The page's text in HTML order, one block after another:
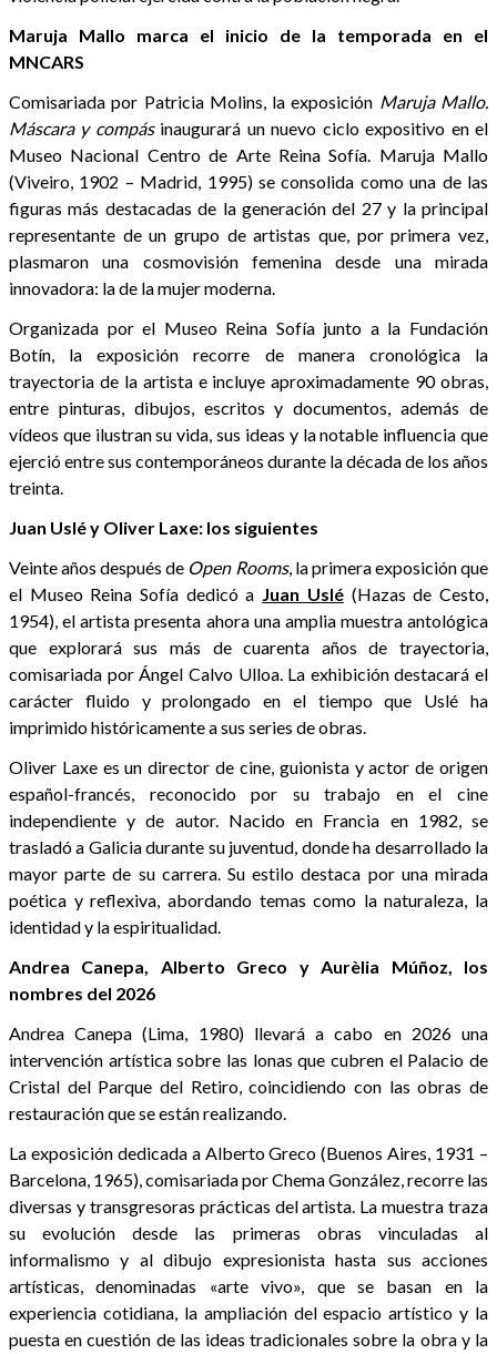
Maruja Mallo marca el inicio de la temporada en el
MNCARS
Comisariada por Patricia Molins, la exposición Maruja Mallo.
Máscara y compásinaugurará un nuevo ciclo expositivo en el
Museo Nacional Centro de Arte Reina Sofía. Maruja Mallo
(Viveiro, 1902 – Madrid, 1995) se consolida como una de las
figuras más destacadas de la generación del 27 y la principal
representante de un grupo de artistas que, por primera vez,
plasmaron una cosmovisión femenina desde una mirada
innovadora: la de la mujer moderna.
Organizada por el Museo Reina Sofía junto a la Fundación
Botín, la exposición recorre de manera cronológica la
trayectoria de la artista e incluye aproximadamente 90 obras,
entre pinturas, dibujos, escritos y documentos, además de
vídeos que ilustran su vida, sus ideas y la notable influencia que
ejerció entre sus contemporáneos durante la década de los años
treinta.
Juan Uslé y Oliver Laxe: los siguientes
Veinte años después de Open Rooms, la primera exposición que
el Museo Reina Sofía dedicó a Juan Uslé(Hazas de Cesto,
1954), el artista presenta ahora una amplia muestra antológica
que explorará sus más de cuarenta años de trayectoria,
comisariada por Ángel Calvo Ulloa. La exhibición destacará el
carácter fluido y prolongado en el tiempo que Uslé ha
imprimido históricamente a sus series de obras.
Oliver Laxe es un director de cine, guionista y actor de origen
español-francés, reconocido por su trabajo en el cine
independiente y de autor. Nacido en Francia en 1982, se
trasladó a Galicia durante su juventud, donde ha desarrollado la
mayor parte de su carrera. Su estilo destaca por una mirada
poética y reflexiva, abordando temas como la naturaleza, la
identidad y la espiritualidad.
Andrea Canepa, Alberto Greco y Aurèlia Múñoz, los
nombres del 2026
Andrea Canepa (Lima, 1980) llevará a cabo en 2026 una
intervención artística sobre las lonas que cubren el Palacio de
Cristal del Parque del Retiro, coincidiendo con las obras de
restauración que se están realizando.
La exposición dedicada a Alberto Greco (Buenos Aires, 1931 –
Barcelona, 1965), comisariada por Chema González, recorre las
diversas y transgresoras prácticas del artista. La muestra traza
su evolución desde las primeras obras vinculadas al
informalismo y al dibujo expresionista hasta sus acciones
artísticas, denominadas «arte vivo», que se basan en la
experiencia cotidiana, la ampliación del espacio artístico y la
puesta en cuestión de las ideas tradicionales sobre la obra y la